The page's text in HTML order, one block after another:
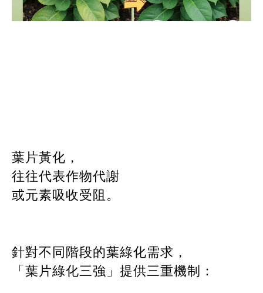
葉片黃化，
往往代表作物代謝
或元素吸收受阻。
針對不同階段的葉綠化需求，
「葉片綠化三強」提供三重機制：